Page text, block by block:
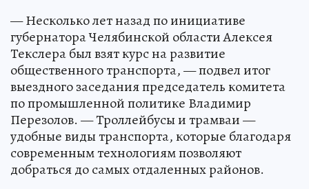
— Несколько лет назад по инициативе
губернатора Челябинской области Алексея
Текслера был взят курс на развитие
общественного транспорта, — подвел итог
выездного заседания председатель комитета
по промышленной политике Владимир
Перезолов. — Троллейбусы и трамваи —
удобные виды транспорта, которые благодаря
современным технологиям позволяют
добраться до самых отдаленных районов.